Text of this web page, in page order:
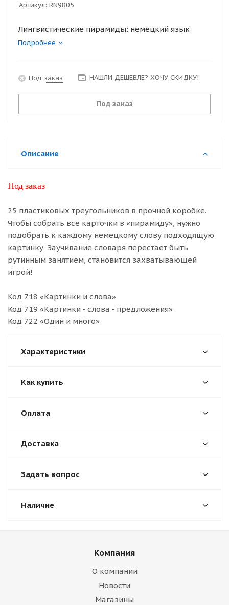
Артикул: RN9805
Лингвистические пирамиды: немецкий язык
Подробнее
Под заказ НАШЛИ ДЕШЕВЛЕ? ХОЧУ СКИДКУ!
Под заказ
Описание
Под заказ
25 пластиковых треугольников в прочной коробке.
Чтобы собрать все карточки в «пирамиду», нужно
подобрать к каждому немецкому слову подходящую
картинку. Заучивание словаря перестает быть
рутинным занятием, становится захватывающей
игрой!
Код 718 «Картинки и слова»
Код 719 «Картинки - слова - предложения»
Код 722 «Один и много»
Характеристики
Как купить
Оплата
Доставка
Задать вопрос
Наличие
Компания
О компании
Новости
Магазины